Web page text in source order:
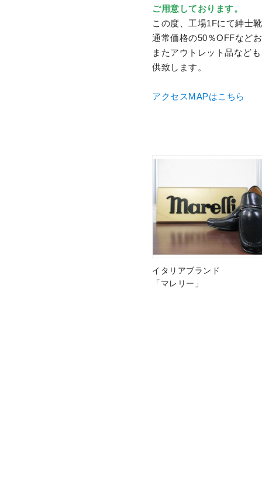
ご用意しております。
この度、工場1Fにて紳士
通常価格の50％OFFなど
またアウトレット品など
供致します。
アクセスMAPはこちら
イタリアブランド
「マレリー」